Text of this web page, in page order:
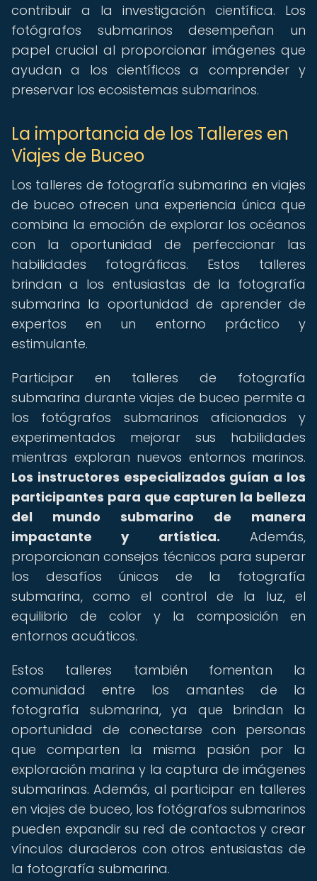
contribuir a la investigación científica. Los
fotógrafos submarinos desempeñan un
papel crucial al proporcionar imágenes que
ayudan a los científicos a comprender y
preservar los ecosistemas submarinos.
La importancia de los Talleres en
Viajes de Buceo
Los talleres de fotografía submarina en viajes
de buceo ofrecen una experiencia única que
combina la emoción de explorar los océanos
con la oportunidad de perfeccionar las
habilidades fotográficas. Estos talleres
brindan a los entusiastas de la fotografía
submarina la oportunidad de aprender de
expertos en un entorno práctico y
estimulante.
Participar en talleres de fotografía
submarina durante viajes de buceo permite a
los fotógrafos submarinos aficionados y
experimentados mejorar sus habilidades
mientras exploran nuevos entornos marinos.
Los instructores especializados guían a los
participantes para que capturen la belleza
del mundo submarino de manera
impactante y artística. Además,
proporcionan consejos técnicos para superar
los desafíos únicos de la fotografía
submarina, como el control de la luz, el
equilibrio de color y la composición en
entornos acuáticos.
Estos talleres también fomentan la
comunidad entre los amantes de la
fotografía submarina, ya que brindan la
oportunidad de conectarse con personas
que comparten la misma pasión por la
exploración marina y la captura de imágenes
submarinas. Además, al participar en talleres
en viajes de buceo, los fotógrafos submarinos
pueden expandir su red de contactos y crear
vínculos duraderos con otros entusiastas de
la fotografía submarina.